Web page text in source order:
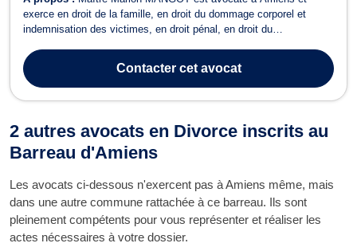
exerce en droit de la famille, en droit du dommage corporel et
indemnisation des victimes, en droit pénal, en droit du
qu’en droit de la consommation. Maître Marion MANGOT est
compétente en droit de la famille. Ell...
Contactercet avocat
2 autres avocats en Divorce inscrits au
Barreau d'Amiens
Les avocats ci-dessous n'exercent pas à Amiens même, mais
dans une autre commune rattachée à ce barreau. Ils sont
pleinement compétents pour vous représenter et réaliser les
actes nécessaires à votre dossier.